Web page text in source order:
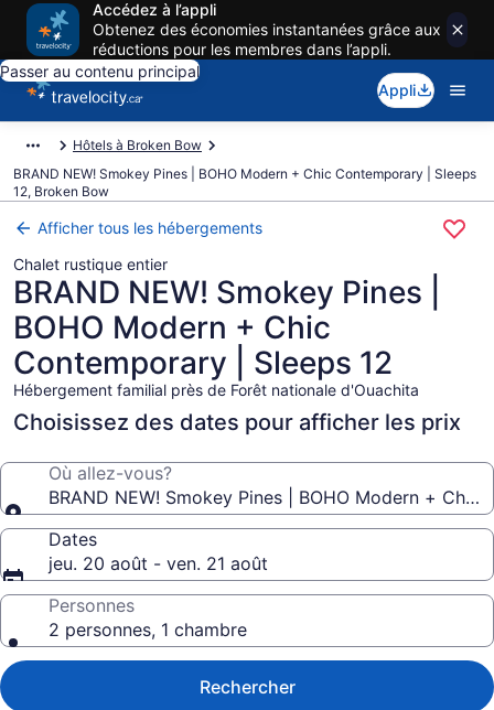
Accédez à l’appli
Obtenez des économies instantanées grâce aux
réductions pour les membres dans l’appli.
Passer au contenu principal
Appli
Hôtels à Broken Bow
BRAND NEW! Smokey Pines | BOHO Modern + Chic Contemporary | Sleeps
12, Broken Bow
Afficher tous les hébergements
Chalet rustique entier
BRAND NEW! Smokey Pines |
BOHO Modern + Chic
Contemporary | Sleeps 12
Hébergement familial près de Forêt nationale d'Ouachita
Choisissez des dates pour afficher les prix
Où allez-vous?
BRAND NEW! Smokey Pines |
Dates
jeu. 20 août - ven. 21 août
Personnes
2 personnes, 1 chambre
Rechercher